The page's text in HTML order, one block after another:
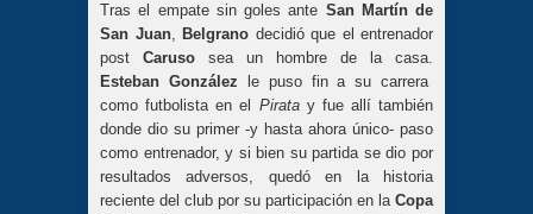
Tras el empate sin goles ante San Martín de
San Juan, Belgrano decidió que el entrenador
post Caruso sea un hombre de la casa.
Esteban González le puso fin a su carrera
como futbolista en el Pirata y fue allí también
donde dio su primer -y hasta ahora único- paso
como entrenador, y si bien su partida se dio por
resultados adversos, quedó en la historia
reciente del club por su participación en la Copa